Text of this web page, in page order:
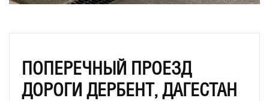
ПОПЕРЕЧНЫЙ ПРОЕЗД
ДОРОГИ ДЕРБЕНТ, ДАГЕСТАН